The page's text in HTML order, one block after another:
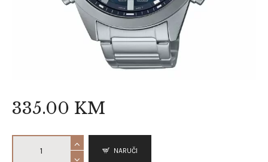
335.00 KM
NARUČI